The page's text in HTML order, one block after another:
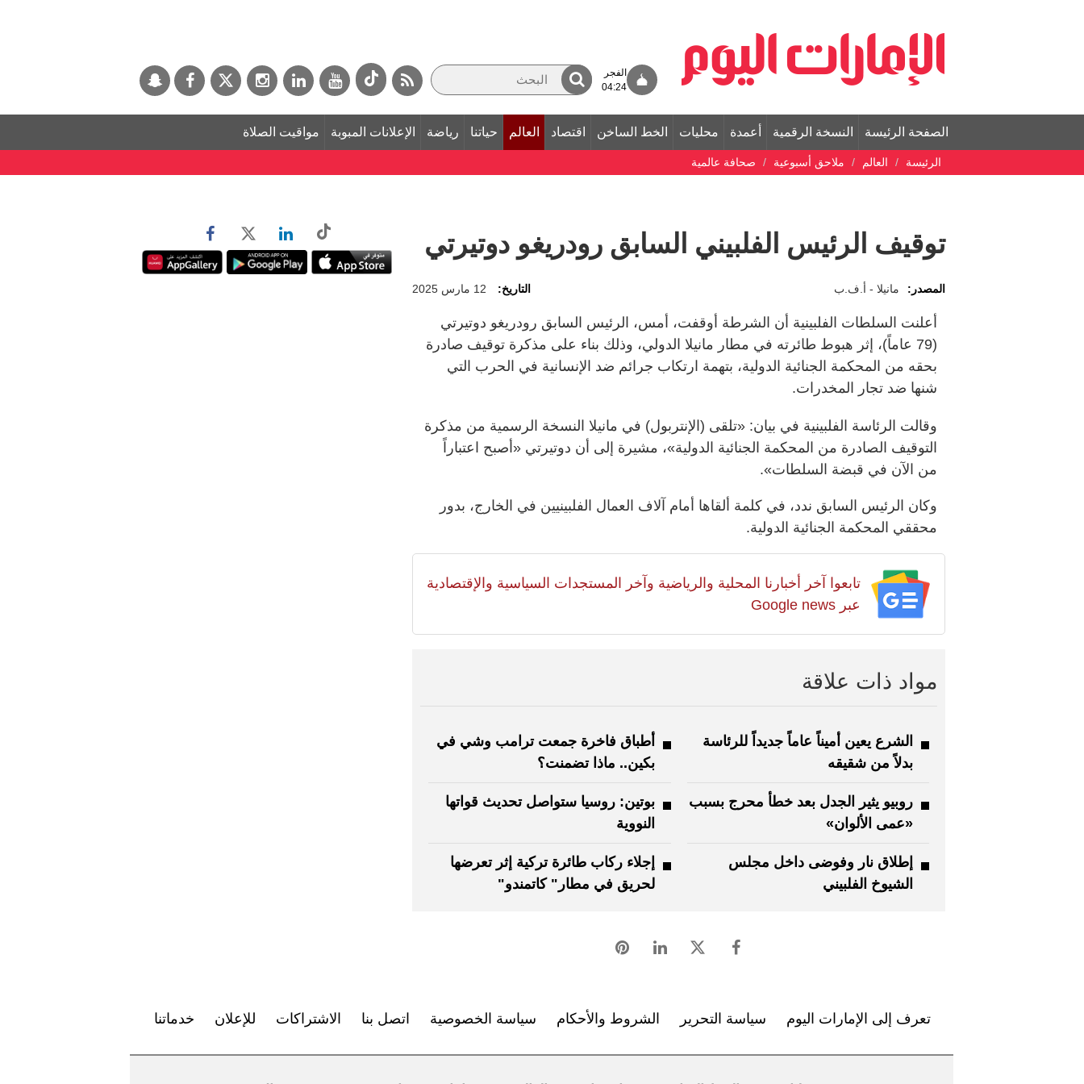
الفجر
04:24
الصفحة الرئيسة النسخة الرقمية أعمدة محليات الخط الساخن اقتصاد العالم حياتنا رياضة الإعلانات المبوبة مواقيت الصلاة
الرئيسة العالم ملاحق أسبوعية صحافة عالمية
توقيف الرئيس الفلبيني السابق رودريغو دوتيرتي
المصدر: مانيلا - أ.ف.ب التاريخ: 12 مارس 2025
أعلنت السلطات الفلبينية أن الشرطة أوقفت، أمس، الرئيس السابق رودريغو دوتيرتي
(79 عاماً)، إثر هبوط طائرته في مطار مانيلا الدولي، وذلك بناء على مذكرة توقيف صادرة
بحقه من المحكمة الجنائية الدولية، بتهمة ارتكاب جرائم ضد الإنسانية في الحرب التي
شنها ضد تجار المخدرات.
وقالت الرئاسة الفلبينية في بيان: «تلقى (الإنتربول) في مانيلا النسخة الرسمية من مذكرة
التوقيف الصادرة من المحكمة الجنائية الدولية»، مشيرة إلى أن دوتيرتي «أصبح اعتباراً
من الآن في قبضة السلطات».
وكان الرئيس السابق ندد، في كلمة ألقاها أمام آلاف العمال الفلبينيين في الخارج، بدور
محققي المحكمة الجنائية الدولية.
تابعوا آخر أخبارنا المحلية والرياضية وآخر المستجدات السياسية والإقتصادية
عبر Google news
مواد ذات علاقة
الشرع يعين أميناً عاماً جديداً للرئاسة
بدلاً من شقيقه
أطباق فاخرة جمعت ترامب وشي في
بكين.. ماذا تضمنت؟
روبيو يثير الجدل بعد خطأ محرج بسبب
«عمى الألوان»
بوتين: روسيا ستواصل تحديث قواتها
النووية
إطلاق نار وفوضى داخل مجلس
الشيوخ الفلبيني
إجلاء ركاب طائرة تركية إثر تعرضها
لحريق في مطار" كاتمندو"
تعرف إلى الإمارات اليوم سياسة التحرير الشروط والأحكام سياسة الخصوصية اتصل بنا الاشتراكات للإعلان خدماتنا